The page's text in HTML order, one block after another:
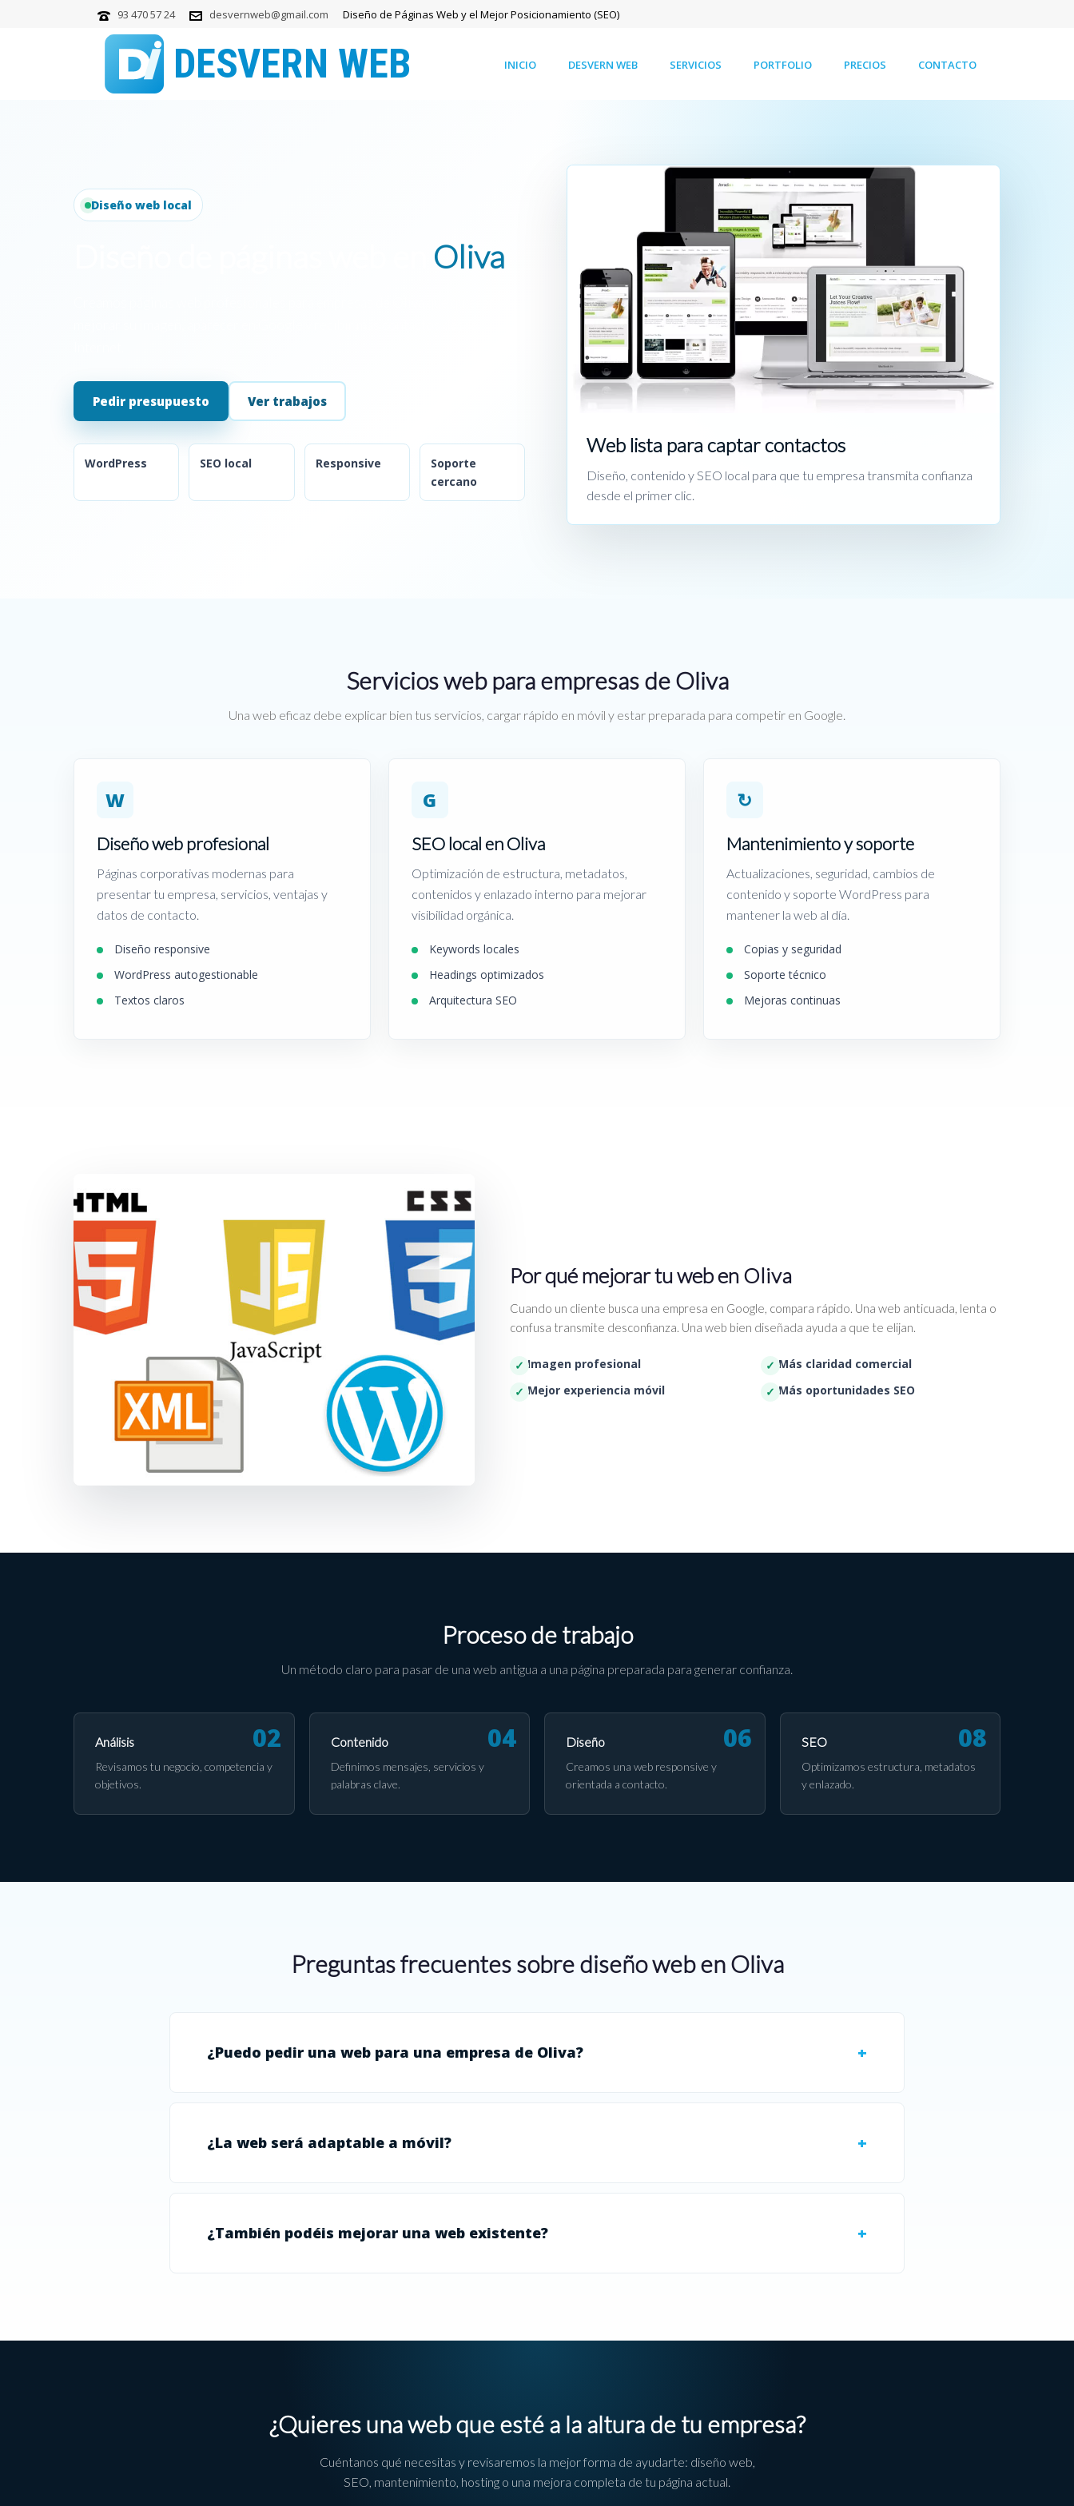
93 470 57 24 desvernweb@gmail.com Diseño de Páginas Web y el Mejor Posicionamiento (SEO)
INICIO DESVERN WEB SERVICIOS PORTFOLIO PRECIOS CONTACTO
Diseño web local
Oliva
Pedir presupuesto Ver trabajos
WordPress SEO local Responsive
Soporte
cercano
Web lista para captar contactos
Diseño, contenido y SEO local para que tu empresa transmita confianza
desde el primer clic.
Servicios web para empresas de Oliva
Una web eficaz debe explicar bien tus servicios, cargar rápido en móvil y estar preparada para competir en Google.
W
Diseño web profesional
Páginas corporativas modernas para
presentar tu empresa, servicios, ventajas y
datos de contacto.
Diseño responsive
WordPress autogestionable
Textos claros
G
SEO local en Oliva
Optimización de estructura, metadatos,
contenidos y enlazado interno para mejorar
visibilidad orgánica.
Keywords locales
Headings optimizados
Arquitectura SEO
↻
Mantenimiento y soporte
Actualizaciones, seguridad, cambios de
contenido y soporte WordPress para
mantener la web al día.
Copias y seguridad
Soporte técnico
Mejoras continuas
Por qué mejorar tu web en Oliva
Cuando un cliente busca una empresa en Google, compara rápido. Una web anticuada, lenta o
confusa transmite desconfianza. Una web bien diseñada ayuda a que te elijan.
Imagen profesional
Más claridad comercial
Mejor experiencia móvil
Más oportunidades SEO
Proceso de trabajo
Un método claro para pasar de una web antigua a una página preparada para generar confianza.
Análisis
Revisamos tu negocio, competencia y
objetivos.
Contenido
Definimos mensajes, servicios y
palabras clave.
Diseño
Creamos una web responsive y
orientada a contacto.
SEO
Optimizamos estructura, metadatos
y enlazado.
Preguntas frecuentes sobre diseño web en Oliva
¿Puedo pedir una web para una empresa de Oliva?
¿La web será adaptable a móvil?
¿También podéis mejorar una web existente?
¿Quieres una web que esté a la altura de tu empresa?
Cuéntanos qué necesitas y revisaremos la mejor forma de ayudarte: diseño web,
SEO, mantenimiento, hosting o una mejora completa de tu página actual.